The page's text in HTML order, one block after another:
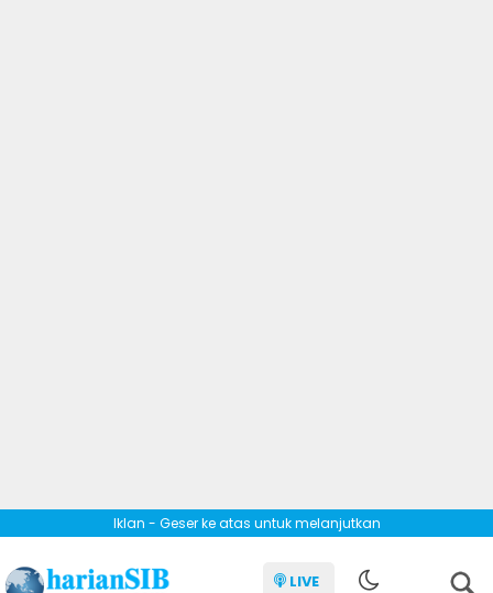
Iklan - Geser ke atas untuk melanjutkan
LIVE